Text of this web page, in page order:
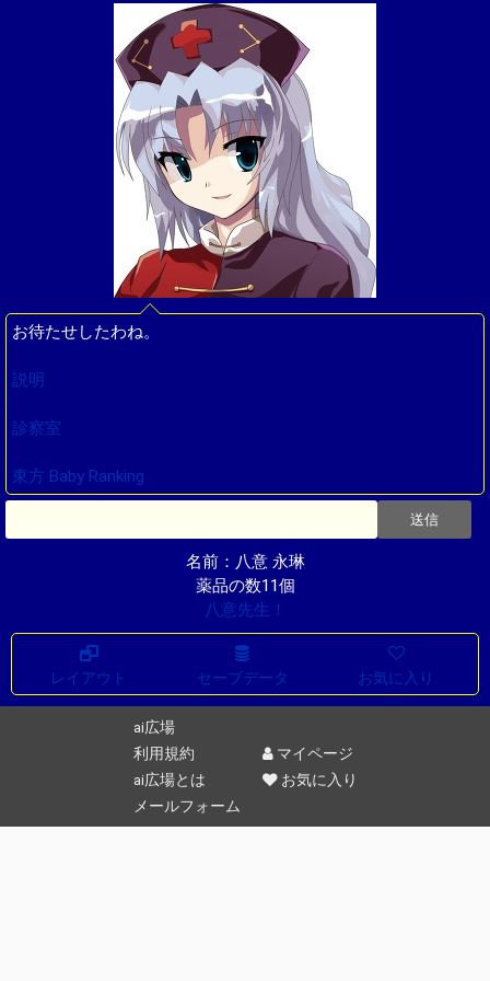
お待たせしたわね。
説明
診察室
東方 Baby Ranking
名前：八意 永琳
薬品の数11個
八意先生！
レイアウト セーブデータ お気に入り
ai広場
利用規約
ai広場とは
メールフォーム
マイページ
お気に入り